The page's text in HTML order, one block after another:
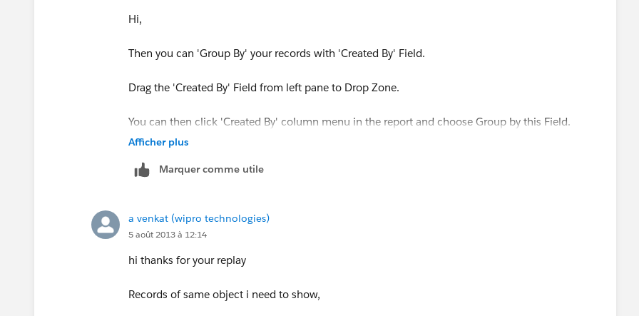
Hi,
Then you can 'Group By' your records with 'Created By' Field.
Drag the 'Created By' Field from left pane to Drop Zone.
You can then click 'Created By' column menu in the report and choose Group by this Field.
Afficher plus
Marquer comme utile
a venkat (wipro technologies)
5 août 2013 à 12:14
hi thanks for your replay
Records of same object i need to show,